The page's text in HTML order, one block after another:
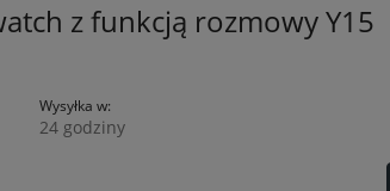
z funkcją rozmowy Y15
Wysyłka w:
24 godziny